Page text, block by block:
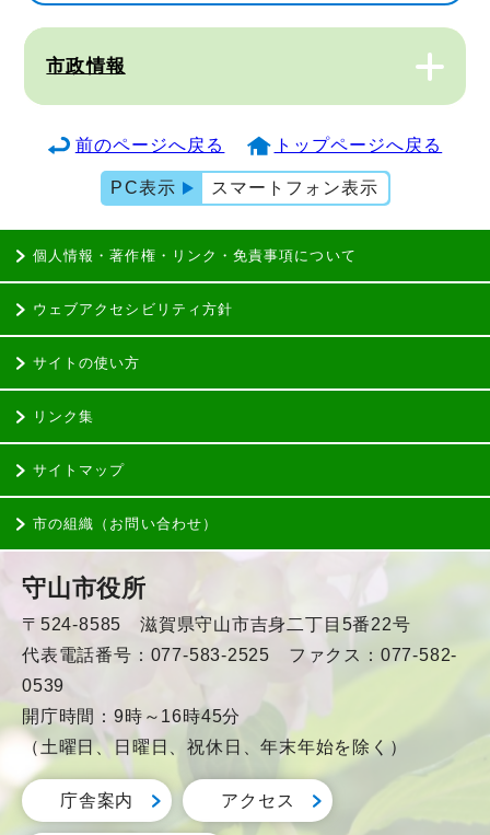
市政情報
前のページへ戻る トップページへ戻る
PC表示 スマートフォン表示
個人情報・著作権・リンク・免責事項について
ウェブアクセシビリティ方針
サイトの使い方
リンク集
サイトマップ
市の組織（お問い合わせ）
守山市役所
〒524-8585 滋賀県守山市吉身二丁目5番22号
代表電話番号：077-583-2525 ファクス：077-582-
0539
開庁時間：9時～16時45分
（土曜日、日曜日、祝休日、年末年始を除く）
庁舎案内 アクセス